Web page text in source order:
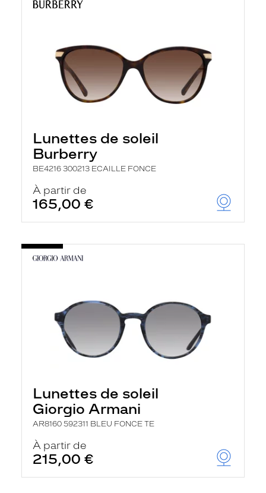
Lunettes de soleil
Burberry
BE4216 300213 ECAILLE FONCE
À partir de
165,00 €
Lunettes de soleil
Giorgio Armani
AR8160 592311 BLEU FONCE TE
À partir de
215,00 €